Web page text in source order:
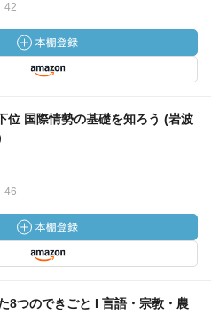
42
位 国際情勢の基礎を知ろう (岩波
46
8つのできごと I 言語・宗教・農